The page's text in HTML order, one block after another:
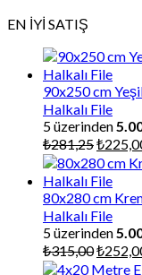
EN İYİ SATIŞ
90x250 cm
Halkalı File
5 üzerinden
₺281,25Orijinal
fiyat:
₺281,25.
₺
80x280 cm
Halkalı File
5 üzerinden
₺315,00Orijinal
fiyat:
₺